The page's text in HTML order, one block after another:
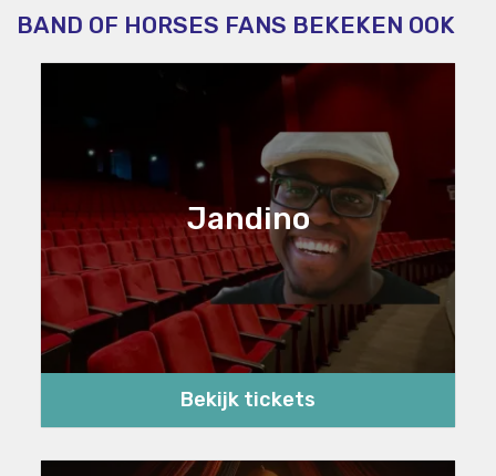
BAND OF HORSES FANS BEKEKEN OOK
Jandino
Bekijk tickets